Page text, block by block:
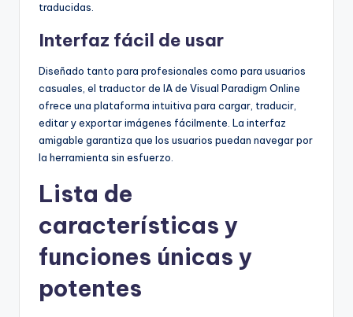
traducidas.
Interfaz fácil de usar
Diseñado tanto para profesionales como para usuarios
casuales, el traductor de IA de Visual Paradigm Online
ofrece una plataforma intuitiva para cargar, traducir,
editar y exportar imágenes fácilmente. La interfaz
amigable garantiza que los usuarios puedan navegar por
la herramienta sin esfuerzo.
Lista de
características y
funciones únicas y
potentes